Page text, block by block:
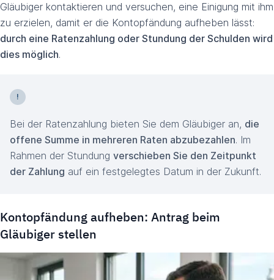
Gläubiger kontaktieren und versuchen, eine Einigung mit ihm
zu erzielen, damit er die Kontopfändung aufheben lässt:
durch eine Ratenzahlung oder Stundung der Schulden wird
dies möglich.
Bei der Ratenzahlung bieten Sie dem Gläubiger an, die
offene Summe in mehreren Raten abzubezahlen. Im
Rahmen der Stundung verschieben Sie den Zeitpunkt
der Zahlung auf ein festgelegtes Datum in der Zukunft.
Kontopfändung aufheben: Antrag beim
Gläubiger stellen